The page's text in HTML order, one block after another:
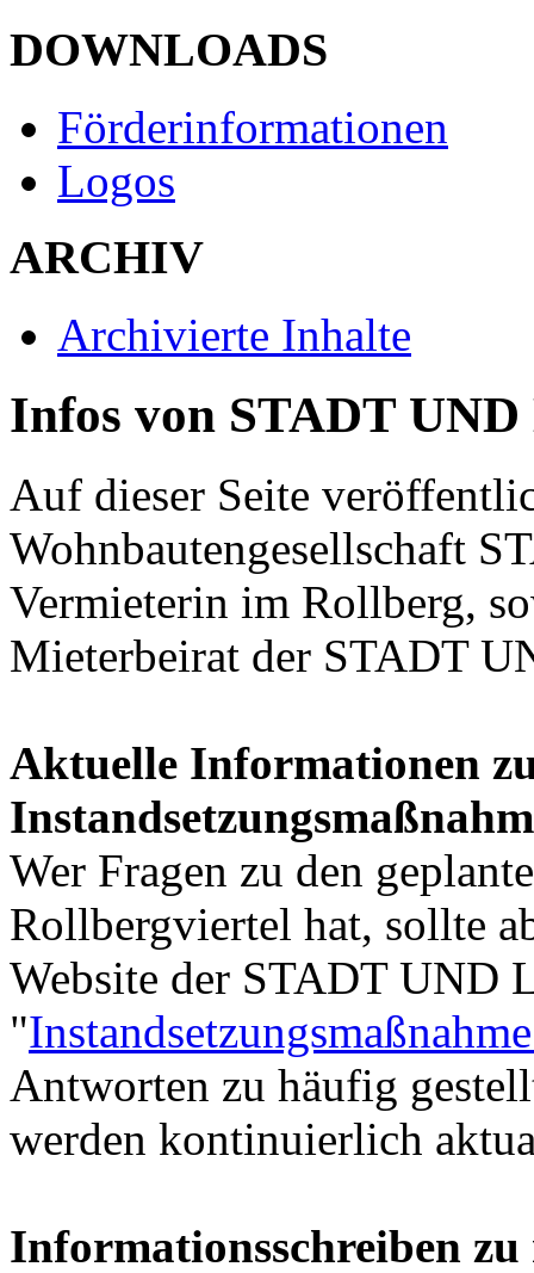
DOWNLOADS
Förderinformationen
Logos
ARCHIV
Archivierte Inhalte
Infos von STADT
Auf dieser Seite
Wohnbautengesellschaft
Vermieterin im Rollberg,
Mieterbeirat der STADT
Aktuelle Informationen
Wer Fragen zu den
Rollbergviertel hat, sollte
Website der STADT UND
"
Antworten zu häufig
werden kontinuierlich
Informationsschreiben zu